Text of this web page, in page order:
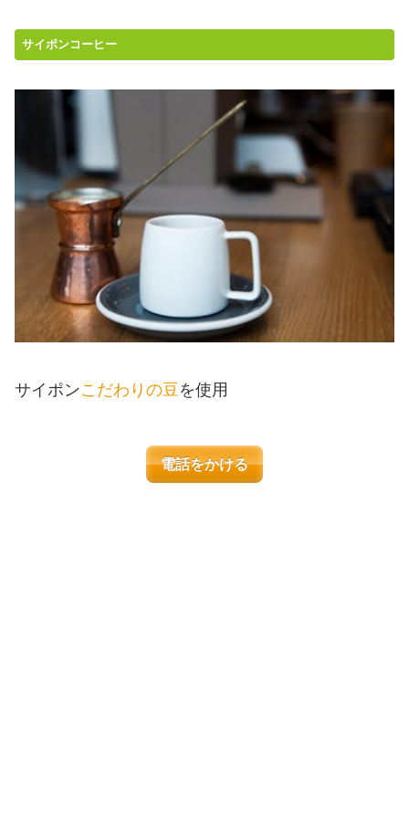
サイポンコーヒー
サイポンこだわりの豆を使用
電話をかける